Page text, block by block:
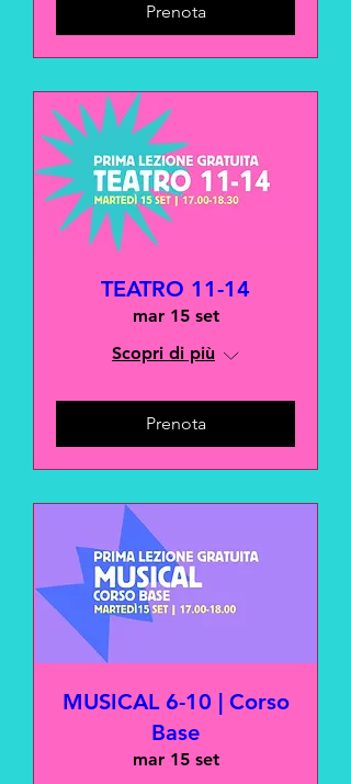
Prenota
TEATRO 11-14
mar 15 set
Scopri di più
Prenota
MUSICAL 6-10 | Corso
Base
mar 15 set